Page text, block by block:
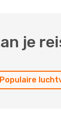
je
Populaire